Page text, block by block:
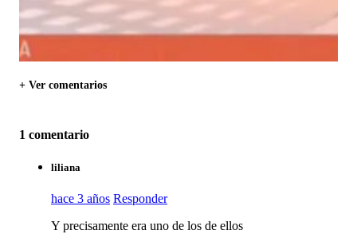
+ Ver comentarios
1 comentario
liliana
hace 3 años Responder
Y precisamente era uno de los de ellos